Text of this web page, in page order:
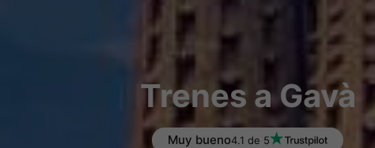
Trenes a Gavà
Muy bueno4.1 de 5